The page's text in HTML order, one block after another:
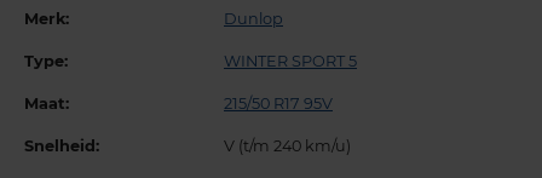
Merk: Dunlop
Type: WINTER SPORT 5
Maat: 215/50 R17 95V
Snelheid: V (t/m 240 km/u)